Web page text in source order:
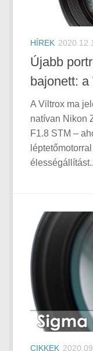
HÍREK
Újabb
bajonett:
A Viltrox ma
natívan Nikon
F1.8 STM –
CIKKEK